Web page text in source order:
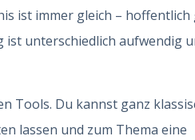
ist immer gleich –
ist unterschiedlich aufwendig
Tools. Du kannst ganz
lassen und zum Thema eine